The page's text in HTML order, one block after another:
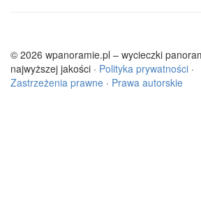
© 2026 wpanoramie.pl – wycieczki
najwyższej jakości · Polityka prywatności ·
Zastrzeżenia prawne · Prawa autorskie